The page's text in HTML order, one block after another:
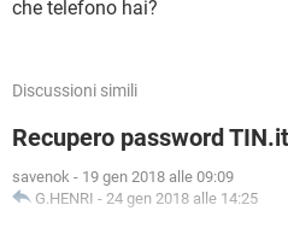
che telefono hai?
Discussioni simili
Recupero password TIN.it
savenok - 19 gen 2018 alle 09:09
G.HENRI - 24 gen 2018 alle 14:25